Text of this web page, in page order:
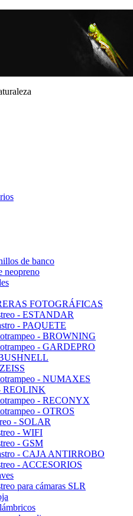
de banco
neopreno
FOTOGRÁFICAS
- ESTANDAR
- PAQUETE
- BROWNING
- GARDEPRO
- NUMAXES
REOLINK
- RECONYX
- OTROS
- SOLAR
- WIFI
- GSM
- CAJA ANTIRROBO
- ACCESORIOS
para cámaras SLR